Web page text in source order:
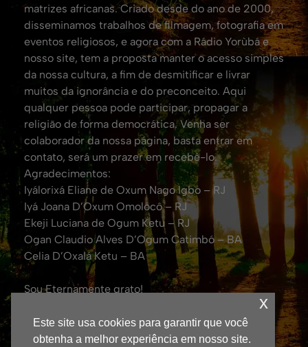
matrizes africanas. Criado desde do ano de 2000,
disseminamos trabalhos de filmagem, fotografia em
eventos religiosos, e agora com a Rádio Yorùbá e
nosso site, tem a proposta manter o acesso simples
da nossa cultura, a fim de desmitificar e livrar
muitos da ignorância e do preconceito. Aqui
qualquer pessoa pode participar, propagar a
religião de forma democrática. Venha ser
colaborador da nossa página, basta entrar em
contato, será um prazer em recebê-lo.
Agradecimentos:
Iyálorixá Eliane de Oxum Nago Igbo – RJ
Iyá Joana D’Oxum Omolocô – RJ
Ekeji Luciana de Ogum Ketu – RJ
Ogan Claudio Alves D’Ogum Catimbó – BA
Celia D’Oxalá Ketu – BA
Sou Eternamente grato!
(Fundador da TV Yorubá no Brasil e Jornalista
Responsável – DRT: 0043600/RJ)
Este site usa cookies para garantir que você
obtenha a melhor experiência em nosso site.
x